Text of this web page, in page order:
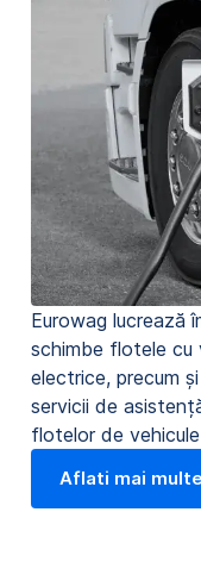
Eurowag lucrează
schimbe flotele cu
electrice, precum
servicii de
flotelor de
Aflati mai multe